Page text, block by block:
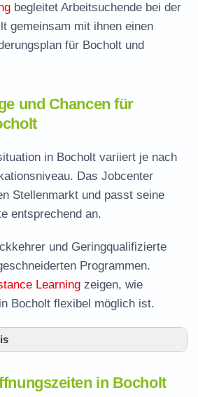
begleitet Arbeitsuchende bei der
gemeinsam mit ihnen einen
für Bocholt und
und Chancen für
in Bocholt variiert je nach
Das Jobcenter
Stellenmarkt und passt seine
entsprechend an.
und Geringqualifizierte
Programmen.
Learning zeigen, wie
Bocholt flexibel möglich ist.
Arbeitsvermittlung in Bocholt
in Bocholt